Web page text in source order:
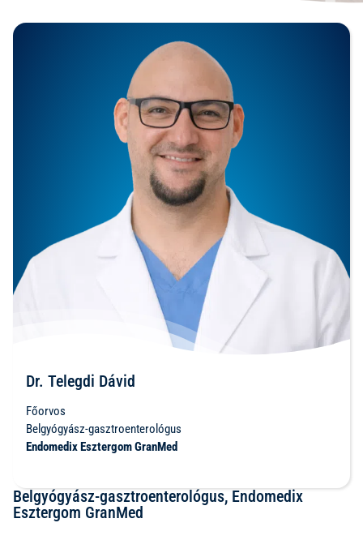
Dr. Telegdi Dávid
Főorvos
Belgyógyász-gasztroenterológus
Endomedix Esztergom GranMed
Belgyógyász-gasztroenterológus, Endomedix
Esztergom GranMed